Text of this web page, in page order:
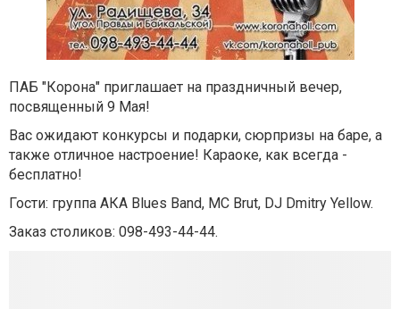
ПАБ "Корона" приглашает на праздничный вечер,
посвященный 9 Мая!
Вас ожидают конкурсы и подарки, сюрпризы на баре, а
также отличное настроение! Караоке, как всегда -
бесплатно!
Гости: группа АКА Blues Band, MC Brut, DJ Dmitry Yellow.
Заказ столиков: 098-493-44-44.